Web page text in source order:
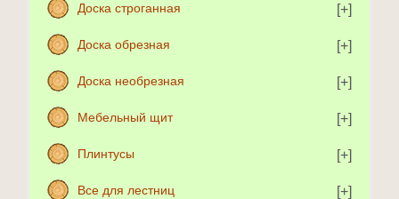
Доска строганная
Доска обрезная
Доска необрезная
Мебельный щит
Плинтусы
Все для лестниц